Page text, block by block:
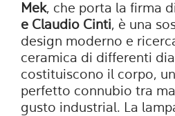
Mek, che porta la firma
e Claudio Cinti, è una
design moderno e
ceramica di differenti
costituiscono il corpo,
perfetto connubio tra
gusto industrial. La